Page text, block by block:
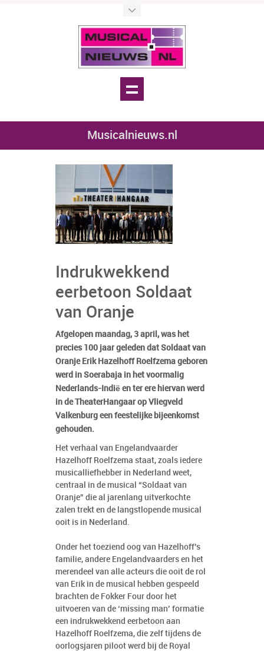
Musicalnieuws.nl
Indrukwekkend
eerbetoon Soldaat
van Oranje
Afgelopen maandag, 3 april, was het
precies 100 jaar geleden dat Soldaat van
Oranje Erik Hazelhoff Roelfzema geboren
werd in Soerabaja in het voormalig
Nederlands-Indië en ter ere hiervan werd
in de TheaterHangaar op Vliegveld
Valkenburg een feestelijke bijeenkomst
gehouden.
Het verhaal van Engelandvaarder
Hazelhoff Roelfzema staat, zoals iedere
musicalliefhebber in Nederland weet,
centraal in de musical “Soldaat van
Oranje” die al jarenlang uitverkochte
zalen trekt en de langstlopende musical
ooit is in Nederland.
Onder het toeziend oog van Hazelhoff’s
familie, andere Engelandvaarders en het
merendeel van alle acteurs die ooit de rol
van Erik in de musical hebben gespeeld
brachten de Fokker Four door het
uitvoeren van de ‘missing man’ formatie
een indrukwekkend eerbetoon aan
Hazelhoff Roelfzema, die zelf tijdens de
oorlogsjaren piloot werd bij de Royal